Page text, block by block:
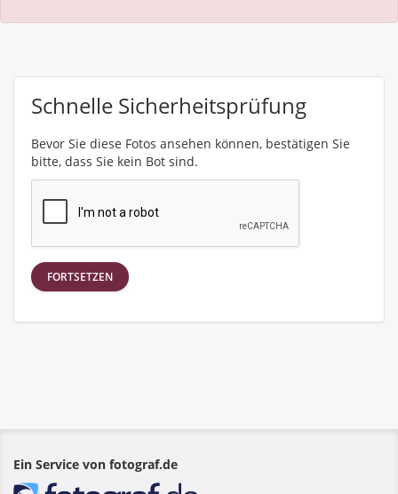
Schnelle Sicherheitsprüfung
Bevor Sie diese Fotos ansehen können, bestätigen Sie
bitte, dass Sie kein Bot sind.
FORTSETZEN
Ein Service von fotograf.de